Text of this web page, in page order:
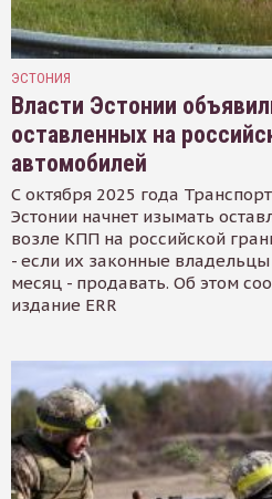
ЭСТОНИЯ
Власти Эстонии
оставленных на
автомобилей
С октября 2025 года
Эстонии начнет изымать
возле КПП на российской
- если их законные владельцы
месяц - продавать. Об этом
издание ERR